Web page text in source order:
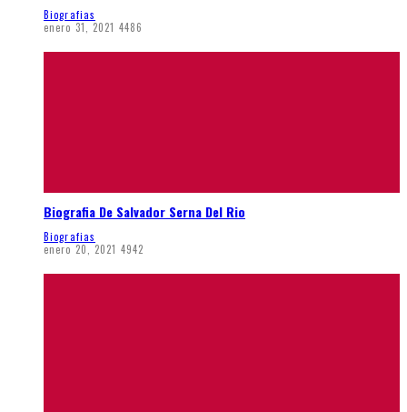
Biografias
enero 31, 2021 4486
Biografia De Salvador Serna Del Rio
Biografias
enero 20, 2021 4942